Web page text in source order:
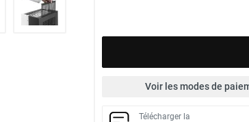
Voir les modes de
Télécharger la